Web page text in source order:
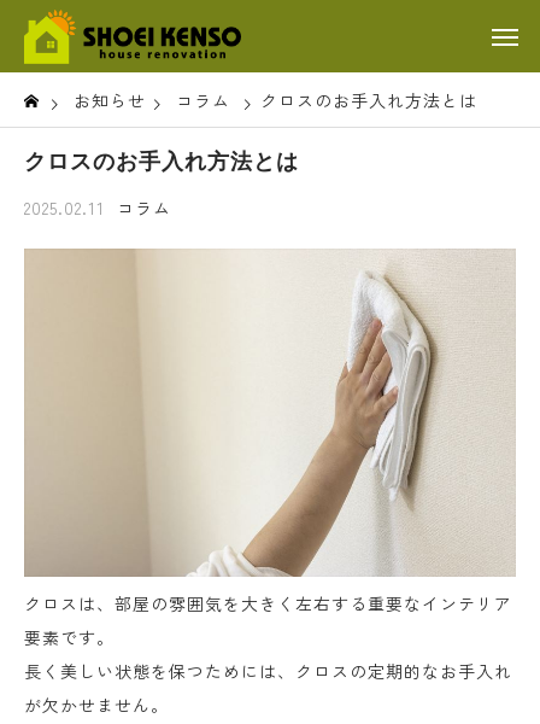
お知らせ コラム クロスのお手入れ方法とは
クロスのお手入れ方法とは
2025.02.11
コラム
クロスは、部屋の雰囲気を大きく左右する重要なインテリア
要素です。
長く美しい状態を保つためには、クロスの定期的なお手入れ
が欠かせません。